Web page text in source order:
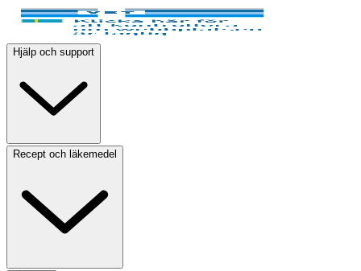
Hjälp och support
Recept och läkemedel